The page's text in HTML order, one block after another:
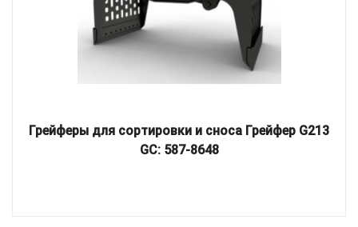
Грейферы для сортировки и сноса Грейфер G213
GC: 587-8648